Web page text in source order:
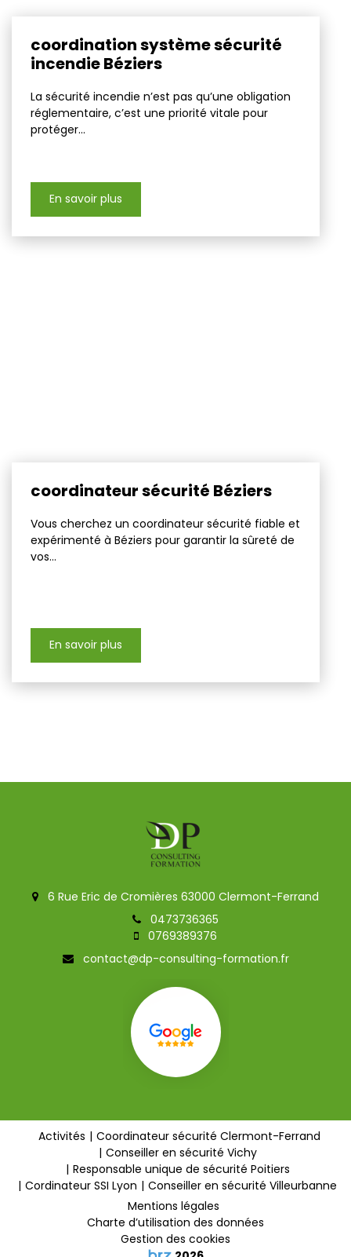
coordination système sécurité
incendie Béziers
La sécurité incendie n’est pas qu’une obligation
réglementaire, c’est une priorité vitale pour
protéger...
En savoir plus
coordinateur sécurité Béziers
Vous cherchez un coordinateur sécurité fiable et
expérimenté à Béziers pour garantir la sûreté de
vos...
En savoir plus
6 Rue Eric de Cromières 63000 Clermont-Ferrand
0473736365
0769389376
contact@dp-consulting-formation.fr
Activités
Coordinateur sécurité Clermont-Ferrand
Conseiller en sécurité Vichy
Responsable unique de sécurité Poitiers
Cordinateur SSI Lyon
Conseiller en sécurité Villeurbanne
Mentions légales
Charte d’utilisation des données
Gestion des cookies